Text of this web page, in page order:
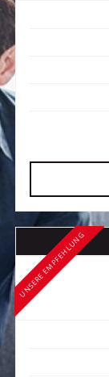
UNSERE EMPFEHLUNG